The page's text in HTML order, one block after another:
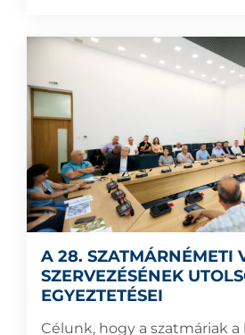
A 28. SZATMÁRNÉMETI
SZERVEZÉSÉNEK
EGYEZTETÉSEI
Célunk, hogy a szatmáriak